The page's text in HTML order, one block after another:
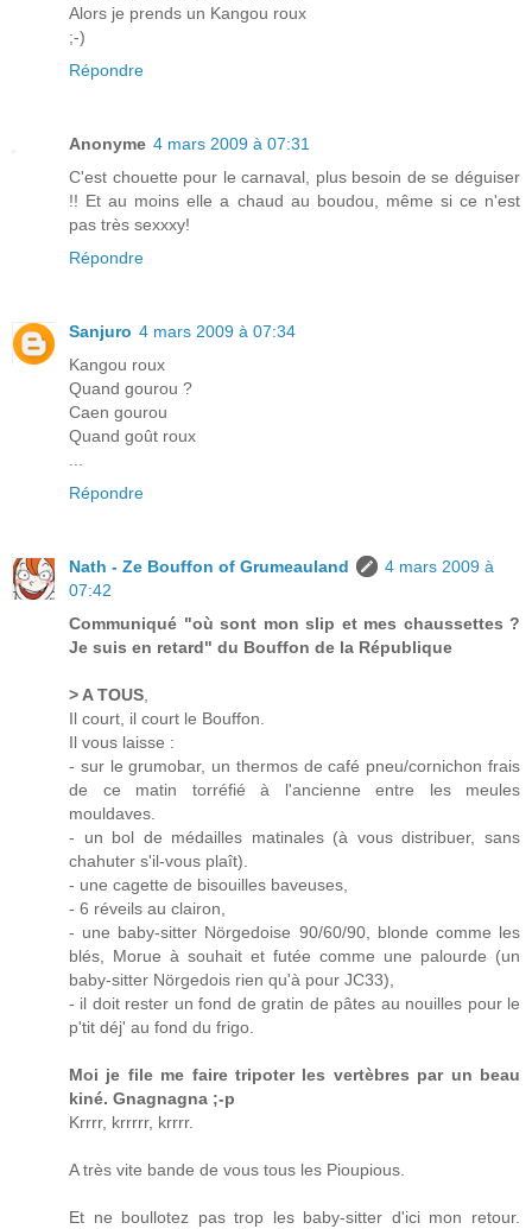
Alors je prends un Kangou roux
;-)
Répondre
Anonyme 4 mars 2009 à 07:31
C'est chouette pour le carnaval, plus besoin de se déguiser
!! Et au moins elle a chaud au boudou, même si ce n'est
pas très sexxxy!
Répondre
Sanjuro 4 mars 2009 à 07:34
Kangou roux
Quand gourou ?
Caen gourou
Quand goût roux
Répondre
Nath - Ze Bouffon of Grumeauland
4 mars 2009 à
07:42
Communiqué "où sont mon slip et mes chaussettes ?
Je suis en retard" du Bouffon de la République
> A TOUS
Il court, il court le Bouffon.
Il vous laisse :
- sur le grumobar, un thermos de café pneu/cornichon frais
de ce matin torréfié à l'ancienne entre les meules
mouldaves.
- un bol de médailles matinales (à vous distribuer, sans
chahuter s'il-vous plaît).
- une cagette de bisouilles baveuses,
- 6 réveils au clairon,
- une baby-sitter Nörgedoise 90/60/90, blonde comme les
blés, Morue à souhait et futée comme une palourde (un
baby-sitter Nörgedois rien qu'à pour JC33),
- il doit rester un fond de gratin de pâtes au nouilles pour le
p'tit déj' au fond du frigo.
Moi je file me faire tripoter les vertèbres par un beau
kiné. Gnagnagna ;-p
Krrrr, krrrrr, krrrr.
A très vite bande de vous tous les Pioupious.
Et ne boullotez pas trop les baby-sitter d'ici mon retour.